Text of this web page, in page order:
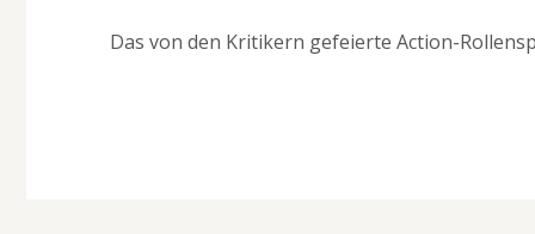
Das von den Kritikern gefeierte Action-